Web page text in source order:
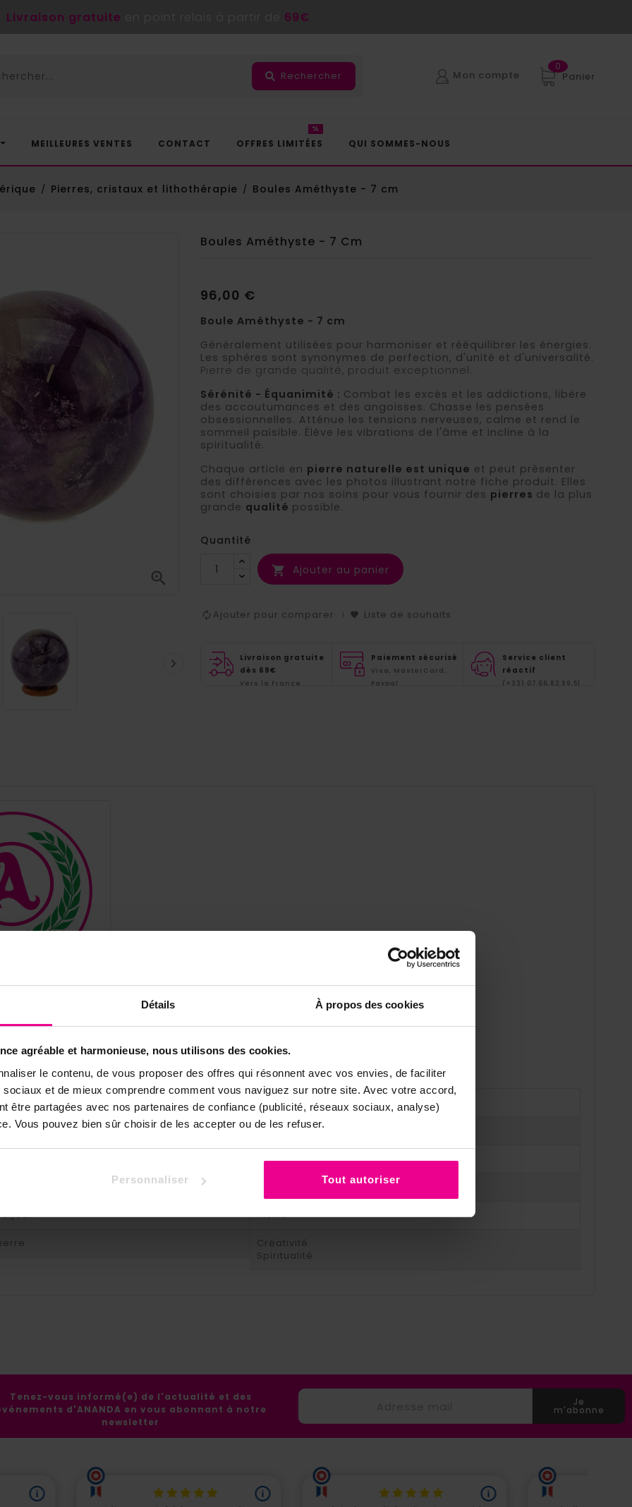
Détails À propos des cookies
agréable et harmonieuse, nous utilisons des cookies.
le contenu, de vous proposer des offres qui résonnent avec vos envies, de faciliter
sociaux et de mieux comprendre comment vous naviguez sur notre site. Avec votre accord,
être partagées avec nos partenaires de confiance (publicité, réseaux sociaux, analyse)
Vous pouvez bien sûr choisir de les accepter ou de les refuser.
Personnaliser Tout autoriser
Livraison gratuite 69€
Panier
0
Rechercher Mon compte
MEILLEURES VENTES CONTACT OFFRES LIMITÉES
%
QUI SOMMES-NOUS
Pierres, cristaux et lithothérapie Boules Améthyste - 7 cm


Boules Améthyste - 7 Cm
96,00 €
Boule Améthyste - 7 cm
Généralement utilisées pour harmoniser et rééquilibrer les énergies.
Les sphères sont synonymes de perfection, d'unité et d'universalité.
Pierre de grande qualité, produit exceptionnel.
Sérénité - Équanimité : Combat les excès et les addictions, libère
des accoutumances et des angoisses. Chasse les pensées
obsessionnelles. Atténue les tensions nerveuses, calme et rend le
sommeil paisible. Élève les vibrations de l'âme et incline à la
spiritualité.
Chaque article en pierre naturelle est unique et peut présenter
des différences avec les photos illustrant notre fiche produit. Elles
sont choisies par nos soins pour vous fournir des pierres de la plus
grande qualité possible.
Quantité
 Ajouter au panier
Ajouter pour comparer Liste de souhaits
Livraison gratuite
dès 69€
Vers la France
Paiement sécurisé
Visa, MasterCard,
Paypal
Service client
réactif
(+33) 07.66.82.99.51
Sphères
Améthyste
Supérieur à 100 grammes
Pierre
Créativité
Spiritualité
Tenez-vous informé(e) de l'actualité et des
d'ANANDA en vous abonnant à notre
newsletter
Je
m'abonne